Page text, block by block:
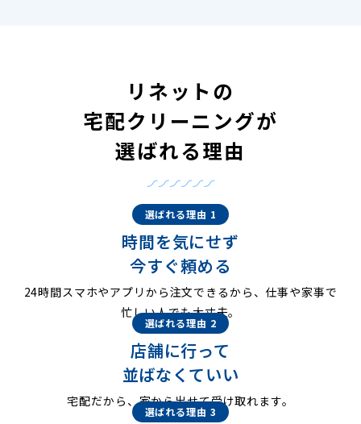
リネットの
宅配クリーニングが
選ばれる理由
選ばれる理由 1
時間を気にせず
今すぐ頼める
24時間スマホやアプリから注文できるから、仕事や家事で
忙しい人でも大丈夫。
選ばれる理由 2
店舗に行って
並ばなくていい
宅配だから、家から出せて受け取れます。
選ばれる理由 3